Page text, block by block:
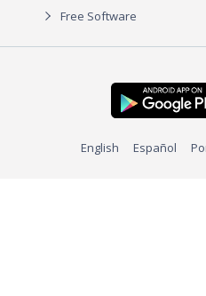
Free Software
English Español